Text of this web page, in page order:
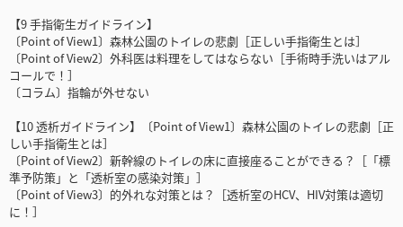
【9 手指衛生ガイドライン】
〔Point of View1〕森林公園のトイレの悲劇［正しい手指衛生とは］
〔Point of View2〕外科医は料理をしてはならない［手術時手洗いはアル
コールで！］
〔コラム〕指輪が外せない
【10 透析ガイドライン】〔Point of View1〕森林公園のトイレの悲劇［正
しい手指衛生とは］
〔Point of View2〕新幹線のトイレの床に直接座ることができる？［「標
準予防策」と「透析室の感染対策」］
〔Point of View3〕的外れな対策とは？［透析室のHCV、HIV対策は適切
に！］